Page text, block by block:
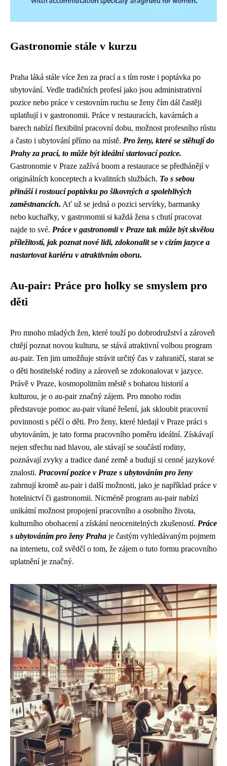
Gastronomie stále v kurzu
Praha láká stále více žen za prací a s tím roste i poptávka po
ubytování. Vedle tradičních profesí jako jsou administrativní
pozice nebo práce v cestovním ruchu se ženy čím dál častěji
uplatňují i v gastronomii. Práce v restauracích, kavárnách a
barech nabízí flexibilní pracovní dobu, možnost profesního růstu
a často i ubytování přímo na místě. Pro ženy, které se stěhují do
Prahy za prací, to může být ideální startovací pozice.
Gastronomie v Praze zažívá boom a restaurace se předhánějí v
originálních konceptech a kvalitních službách. To s sebou
přináší i rostoucí poptávku po šikovných a spolehlivých
zaměstnancích. Ať už se jedná o pozici servírky, barmanky
nebo kuchařky, v gastronomii si každá žena s chutí pracovat
najde to své. Práce v gastronomii v Praze tak může být skvělou
příležitostí, jak poznat nové lidi, zdokonalit se v cizím jazyce a
nastartovat kariéru v atraktivním oboru.
Au-pair: Práce pro holky se smyslem pro
děti
Pro mnoho mladých žen, které touží po dobrodružství a zároveň
chtějí poznat novou kulturu, se stává atraktivní volbou program
au-pair. Ten jim umožňuje strávit určitý čas v zahraničí, starat se
o děti hostitelské rodiny a zároveň se zdokonalovat v jazyce.
Právě v Praze, kosmopolitním městě s bohatou historií a
kulturou, je o au-pair značný zájem. Pro mnoho rodin
představuje pomoc au-pair vítané řešení, jak skloubit pracovní
povinnosti s péčí o děti. Pro ženy, které hledají v Praze práci s
ubytováním, je tato forma pracovního poměru ideální. Získávají
nejen střechu nad hlavou, ale stávají se součástí rodiny,
poznávají zvyky a tradice dané země a budují si cenné jazykové
znalosti. Pracovní pozice v Praze s ubytováním pro ženy
zahrnují kromě au-pair i další možnosti, jako je například práce v
hotelnictví či gastronomii. Nicméně program au-pair nabízí
unikátní možnost propojení pracovního a osobního života,
kulturního obohacení a získání neocenitelných zkušeností. Práce
s ubytováním pro ženy Praha je častým vyhledávaným pojmem
na internetu, což svědčí o tom, že zájem o tuto formu pracovního
uplatnění je značný.